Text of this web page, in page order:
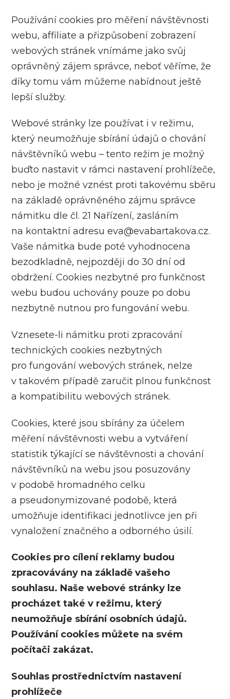
Používání cookies pro měření návštěvnosti
webu, affiliate a přizpůsobení zobrazení
webových stránek vnímáme jako svůj
oprávněný zájem správce, neboť věříme, že
díky tomu vám můžeme nabídnout ještě
lepší služby.
Webové stránky lze používat i v režimu,
který neumožňuje sbírání údajů o chování
návštěvníků webu – tento režim je možný
buďto nastavit v rámci nastavení prohlížeče,
nebo je možné vznést proti takovému sběru
na základě oprávněného zájmu správce
námitku dle čl. 21 Nařízení, zasláním
na kontaktní adresu eva@evabartakova.cz.
Vaše námitka bude poté vyhodnocena
bezodkladně, nejpozději do 30 dní od
obdržení. Cookies nezbytné pro funkčnost
webu budou uchovány pouze po dobu
nezbytně nutnou pro fungování webu.
Vznesete-li námitku proti zpracování
technických cookies nezbytných
pro fungování webových stránek, nelze
v takovém případě zaručit plnou funkčnost
a kompatibilitu webových stránek.
Cookies, které jsou sbírány za účelem
měření návštěvnosti webu a vytváření
statistik týkající se návštěvnosti a chování
návštěvníků na webu jsou posuzovány
v podobě hromadného celku
a pseudonymizované podobě, která
umožňuje identifikaci jednotlivce jen při
vynaložení značného a odborného úsilí.
Cookies pro cílení reklamy budou
zpracovávány na základě vašeho
souhlasu. Naše webové stránky lze
procházet také v režimu, který
neumožňuje sbírání osobních údajů.
Používání cookies můžete na svém
počítači zakázat.
Souhlas prostřednictvím nastavení
prohlížeče